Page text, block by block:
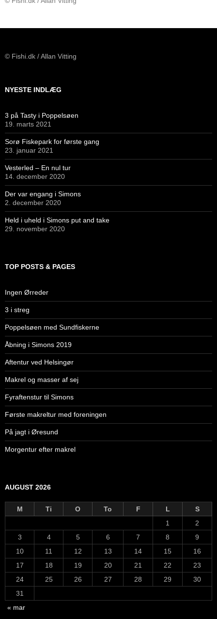
© Fishi.dk / Allan Vitting
NYESTE INDLÆG
3 på Tasty i Poppelsøen
19. marts 2021
Sorø Fiskepark for første gang
23. januar 2021
Vesterled – En nul tur
14. december 2020
Der var engang i Simons
2. december 2020
Held i uheld i Simons put and take
29. november 2020
TOP POSTS & PAGES
Ingen Ørreder
3 i streg
Poppelsøen med Sundfiskerne
Åbning i Simons 2019
Aftentur ved Helsingør
Makrel og masser af sej
Fyraftenstur til Simons
Første makreltur med foreningen
På jagt i Øresund
Morgentur efter makrel
AUGUST 2026
M Ti O To F L
S
1
2
3
4 5 6 7 8
9
10
11 12 13 14 15
16
17
18 19 20 21 22
23
24
25 26 27 28 29
30
31
« mar